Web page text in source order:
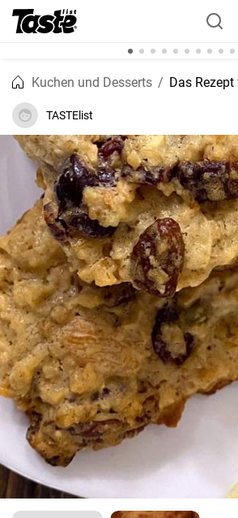
Kuchen und Desserts
TASTElist